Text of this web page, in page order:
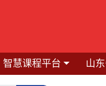
智慧课程平台 山